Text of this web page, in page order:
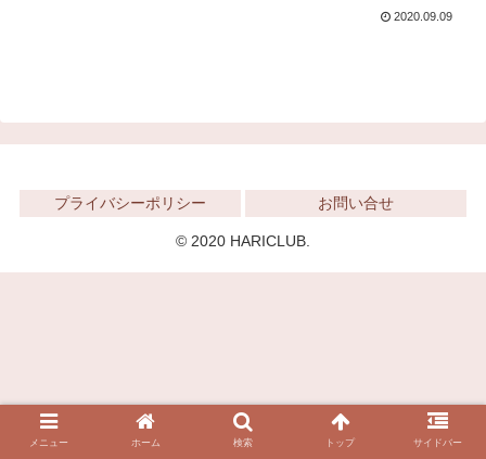
2020.09.09
プライバシーポリシー お問い合せ
© 2020 HARICLUB.
メニュー ホーム 検索 トップ サイドバー